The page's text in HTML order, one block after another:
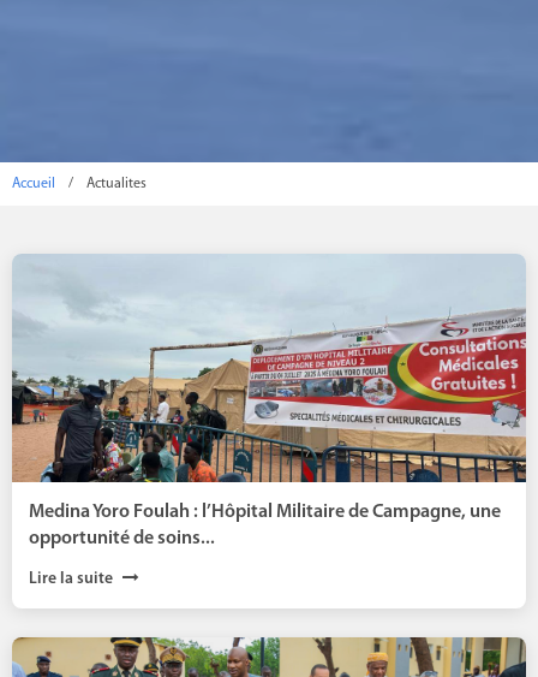
Accueil / Actualites
Medina Yoro Foulah : l’Hôpital Militaire de Campagne, une
opportunité de soins...
Lire la suite